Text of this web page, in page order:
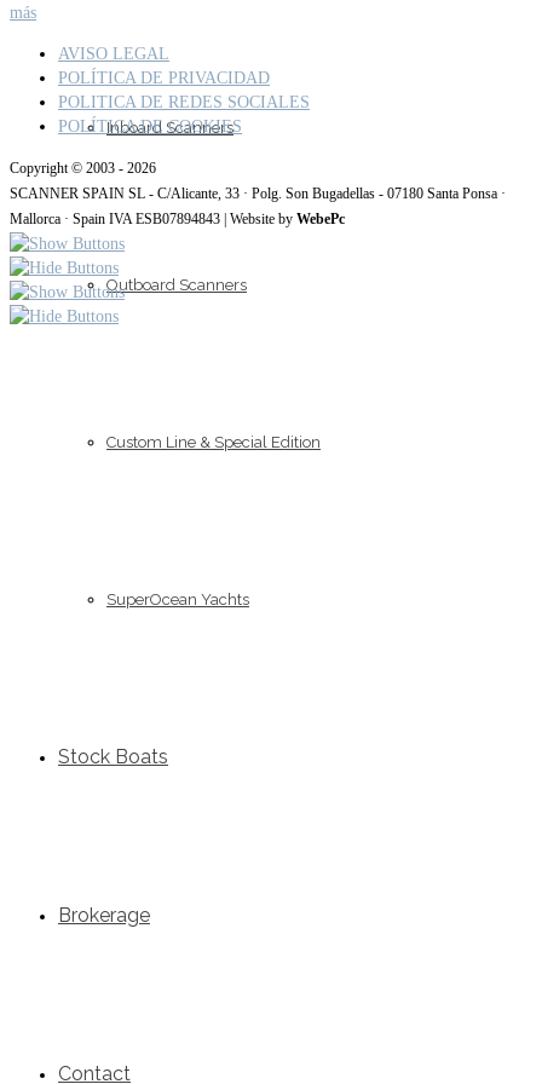
Inboard Scanners
Outboard Scanners
Custom Line & Special Edition
SuperOcean Yachts
Stock Boats
Brokerage
Contact
más
AVISO LEGAL
POLÍTICA DE PRIVACIDAD
POLITICA DE REDES SOCIALES
POLÍTICA DE COOKIES
Copyright © 2003 - 2026
SCANNER SPAIN SL - C/Alicante, 33 · Polg. Son Bugadellas - 07180 Santa Ponsa ·
Mallorca · Spain IVA ESB07894843 | Website by WebePc